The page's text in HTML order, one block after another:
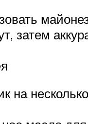
затем
на